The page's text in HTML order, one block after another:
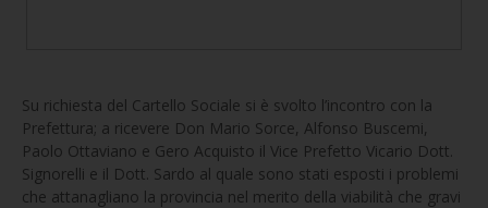
Su richiesta del Cartello Sociale si è svolto l’incontro con la
Prefettura; a ricevere Don Mario Sorce, Alfonso Buscemi,
Paolo Ottaviano e Gero Acquisto il Vice Prefetto Vicario Dott.
Signorelli e il Dott. Sardo al quale sono stati esposti i problemi
che attanagliano la provincia nel merito della viabilità che gravi